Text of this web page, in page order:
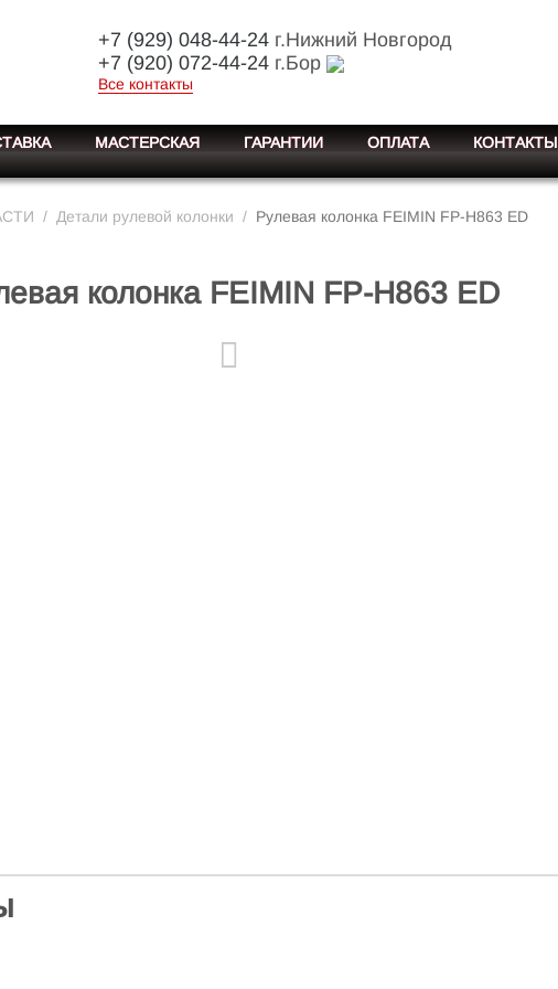
+7 (929) 048-44-24г.Нижний Новгород
+7 (920) 072-44-24г.Бор
Все контакты
МАСТЕРСКАЯ ГАРАНТИИ ОПЛАТА КОНТАКТЫ
/ Детали рулевой колонки / Рулевая колонка FEIMIN FP-H863 ED
колонка FEIMIN FP-H863 ED